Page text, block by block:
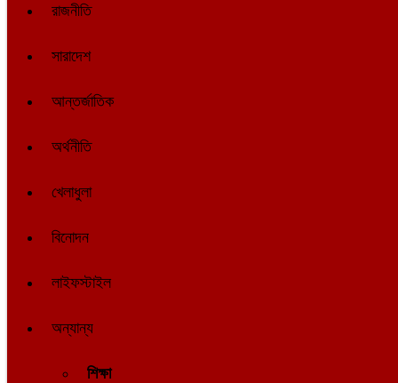
রাজনীতি
সারাদেশ
আন্তর্জাতিক
অর্থনীতি
খেলাধুলা
বিনোদন
লাইফস্টাইল
অন্যান্য
শিক্ষা